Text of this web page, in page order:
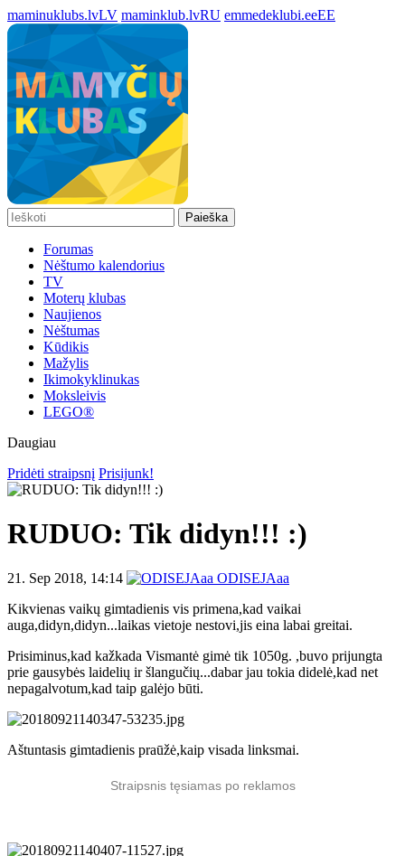
maminuklubs.lvLV maminklub.lvRU emmedeklubi.eeEE
Paieška
Forumas
Nėštumo kalendorius
TV
Moterų klubas
Naujienos
Nėštumas
Kūdikis
Mažylis
Ikimokyklinukas
Moksleivis
LEGO®
Daugiau
Pridėti straipsnį Prisijunk!
RUDUO: Tik didyn!!! :)
21. Sep 2018, 14:14
ODISEJAaa
Kikvienas vaikų gimtadienis vis primena,kad vaikai
auga,didyn,didyn...laikas vietoje nestovi,jis eina labai greitai.
Prisiminus,kad kažkada Vismantė gimė tik 1050g. ,buvo prijungta
prie gausybės laidelių ir šlangučių...dabar jau tokia didelė,kad net
nepagalvotum,kad taip galėjo būti.
Aštuntasis gimtadienis praūžė,kaip visada linksmai.
Straipsnis tęsiamas po reklamos